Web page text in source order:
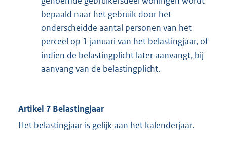
bepaald naar het gebruik door het
onderscheidde aantal personen van het
perceel op 1 januari van het belastingjaar, of
indien de belastingplicht later aanvangt, bij
aanvang van de belastingplicht.
Artikel 7 Belastingjaar
Het belastingjaar is gelijk aan het kalenderjaar.